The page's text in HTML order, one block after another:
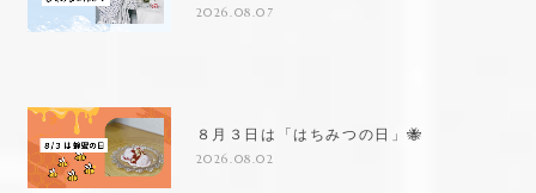
2026.08.07
８月３日は「はちみつの日」🐝
2026.08.02